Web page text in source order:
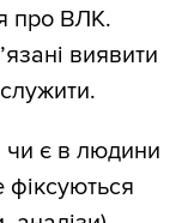
про ВЛК.
виявити
чи є в людини